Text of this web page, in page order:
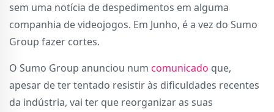
sem uma notícia de despedimentos em alguma
companhia de videojogos. Em Junho, é a vez do Sumo
Group fazer cortes.
O Sumo Group anunciou num comunicado que,
apesar de ter tentado resistir às dificuldades recentes
da indústria, vai ter que reorganizar as suas